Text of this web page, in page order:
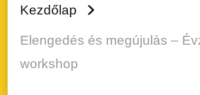
Kezdőlap
Elengedés és megújulás –
workshop